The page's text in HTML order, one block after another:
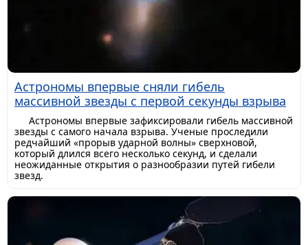
Астрономы впервые сняли гибель
массивной звезды с первой секунды взрыва
Астрономы впервые зафиксировали гибель массивной
звезды с самого начала взрыва. Ученые проследили
редчайший «прорыв ударной волны» сверхновой,
который длился всего несколько секунд, и сделали
неожиданные открытия о разнообразии путей гибели
звезд.